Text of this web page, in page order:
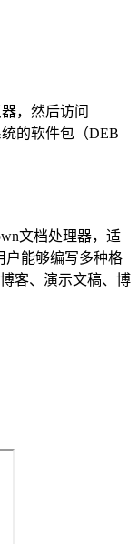
，然后访问
的软件包（DEB
文档处理器，适
户能够编写多种格
客、演示文稿、博